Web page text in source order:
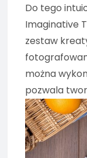
Do tego
Imaginative
zestaw
można
pozwala